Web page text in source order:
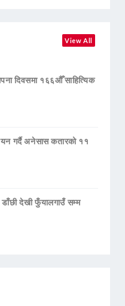
View All
दिवसमा १६६औँ साहित्यिक
गर्दै अनेसास कतारको ११
डाँछी देखी फुँयालगाउँ सम्म